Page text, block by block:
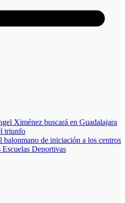
Ximénez buscará en Guadalajara
triunfo
de iniciación a los centros
Escuelas Deportivas